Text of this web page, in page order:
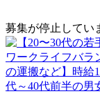
募集が停止してい